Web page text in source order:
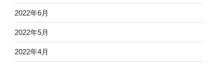
2022年6月
2022年5月
2022年4月